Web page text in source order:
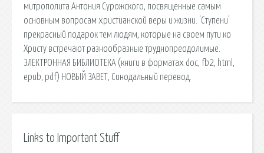
митрополита Антония Сурожского, посвященные самым
основным вопросам христианской веры и жизни. 'Ступени'
прекрасный подарок тем людям, которые на своем пути ко
Христу встречают разнообразные труднопреодолимые.
ЭЛЕКТРОННАЯ БИБЛИОТЕКА (книги в форматах doc, fb2, html,
epub, pdf) НОВЫЙ ЗАВЕТ, Синодальный перевод.
Links to Important Stuff